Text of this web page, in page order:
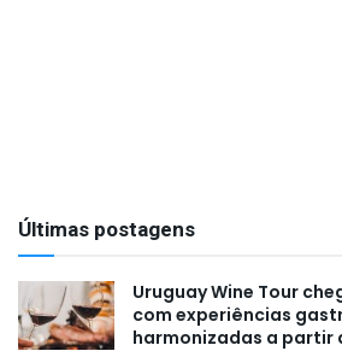
Últimas postagens
Uruguay Wine Tour
com experiências
harmonizadas a partir